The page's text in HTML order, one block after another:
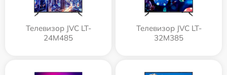
Телевизор JVC LT-
24M485
Телевизор JVC LT-
32M385